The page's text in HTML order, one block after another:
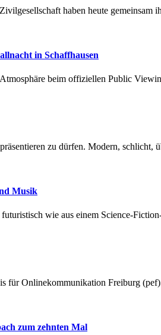
haben heute
in Schaffhausen
beim offiziellen Public
zu dürfen. Modern,
Musik
wie aus einem Science-
für Onlinekommunikation Freiburg
zum zehnten Mal